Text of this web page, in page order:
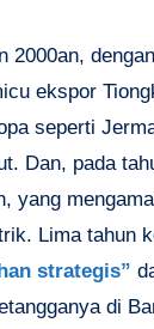
2000an,
ekspor
seperti
Dan, pada
yang
Lima tahun
strategis”
di